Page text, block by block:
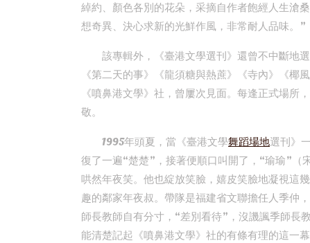
綽約、顏色各別的花朵，采摘自作者飽經人生滄
想奇異、決心求新的光鮮作風，非常耐人品味。”
該專輯外，《臺港文學選刊》還曾不中斷地
《第二天的事》《龍須糖與熱蔗》《寺內》《
《噴鼻港文學》社，曾屢次見面。每逢正式場所
敬。
1995年頭夏，當《臺港文學舞蹈場地選刊》
復了一遍“楚楚”，接著便順口叫開了，“瑜瑜”
哄然年夜笑。他也綻放笑臉，嬉皮笑臉地凝視這
趣的鄰家年夜叔。帶隊是福建省文聯擔任人季仲
師長教師自有分寸，“差別看待”，沒譏諷季師長
能清楚記起《噴鼻港文學》社的有條有理的這一幕